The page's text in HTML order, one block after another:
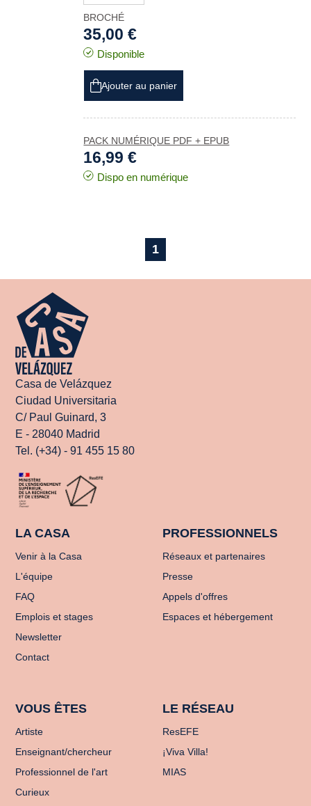
BROCHÉ
35,00 €
Disponible
Ajouter au panier
PACK NUMÉRIQUE PDF + EPUB
16,99 €
Dispo en numérique
1
Casa de Velázquez
Ciudad Universitaria
C/ Paul Guinard, 3
E - 28040 Madrid
Tel. (+34) - 91 455 15 80
LA CASA
Venir à la Casa
L'équipe
FAQ
Emplois et stages
Newsletter
Contact
PROFESSIONNELS
Réseaux et partenaires
Presse
Appels d'offres
Espaces et hébergement
VOUS ÊTES
Artiste
Enseignant/chercheur
Professionnel de l'art
Curieux
LE RÉSEAU
ResEFE
¡Viva Villa!
MIAS